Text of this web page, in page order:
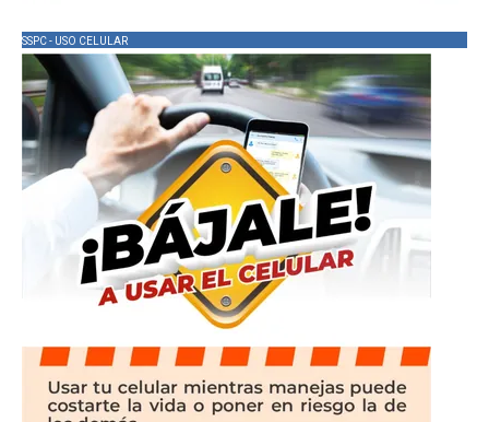
SSPC - USO CELULAR